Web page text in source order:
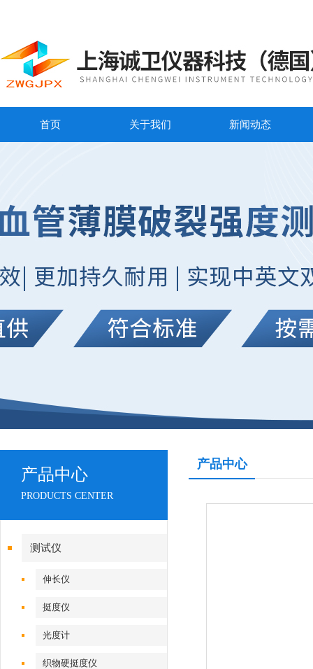
首页 关于我们 新闻动态
产品中心
PRODUCTS CENTER
测试仪
伸长仪
挺度仪
光度计
织物硬挺度仪
产品中心